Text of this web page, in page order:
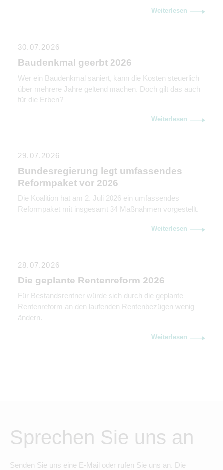
Kommunikation genauso wichtig ist wie rechtliche und
Weiterlesen
30.07.2026
Baudenkmal geerbt 2026
Wer ein Baudenkmal saniert, kann die Kosten steuerlich
über mehrere Jahre geltend machen. Doch gilt das auch
für die Erben?
Weiterlesen
29.07.2026
Bundesregierung legt umfassendes
Reformpaket vor 2026
Die Koalition hat am 2. Juli 2026 ein umfassendes
Reformpaket mit insgesamt 34 Maßnahmen vorgestellt.
Weiterlesen
28.07.2026
Die geplante Rentenreform 2026
Für Bestandsrentner würde sich durch die geplante
Rentenreform an den laufenden Rentenbezügen wenig
ändern.
Weiterlesen
Sprechen Sie uns an
Senden Sie uns eine E-Mail oder rufen Sie uns an. Die